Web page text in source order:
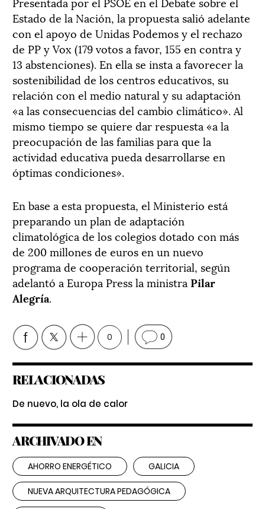
Estado de la Nación, la propuesta salió adelante
con el apoyo de Unidas Podemos y el rechazo
de PP y Vox (179 votos a favor, 155 en contra y
13 abstenciones). En ella se insta a favorecer la
sostenibilidad de los centros educativos, su
relación con el medio natural y su adaptación
«a las consecuencias del cambio climático». Al
mismo tiempo se quiere dar respuesta «a la
preocupación de las familias para que la
actividad educativa pueda desarrollarse en
óptimas condiciones».
En base a esta propuesta, el Ministerio está
preparando un plan de adaptación
climatológica de los colegios dotado con más
de 200 millones de euros en un nuevo
programa de cooperación territorial, según
adelantó a Europa Press la ministra Pilar
Alegría.
0 0
RELACIONADAS
De nuevo, la ola de calor
ARCHIVADO EN
AHORRO ENERGÉTICO GALICIA
NUEVA ARQUITECTURA PEDAGÓGICA